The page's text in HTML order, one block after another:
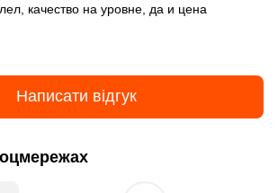
качество на уровне, да и цена
Написати відгук